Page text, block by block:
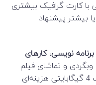
با کارت گرافیک بیشتری
یا بیشتر پیشنهاد
برنامه نویسی،کارهای
وبگردی و تماشای فیلم
هستند، لپ تاپ‌هایی با کارت گرافیک 4 گیگابایتی هزینه‌ای